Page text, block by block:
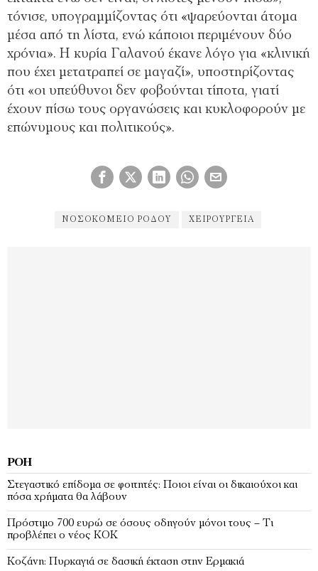
τόνισε, υπογραμμίζοντας ότι «ψαρεύονται άτομα
μέσα από τη λίστα, ενώ κάποιοι περιμένουν δύο
χρόνια». Η κυρία Γαλανού έκανε λόγο για «κλινική
που έχει μετατραπεί σε μαγαζί», υποστηρίζοντας
ότι «οι υπεύθυνοι δεν φοβούνται τίποτα, γιατί
έχουν πίσω τους οργανώσεις και κυκλοφορούν με
επώνυμους και πολιτικούς».
ΝΟΣΟΚΟΜΕΊΟ ΡΌΔΟΥ ΧΕΙΡΟΥΡΓΕΊΑ
ΡΟΉ
Στεγαστικό επίδομα σε φοιτητές: Ποιοι είναι οι δικαιούχοι και
πόσα χρήματα θα λάβουν
Πρόστιμο 700 ευρώ σε όσους οδηγούν μόνοι τους – Τι
προβλέπει ο νέος ΚΟΚ
Κοζάνη: Πυρκαγιά σε δασική έκταση στην Ερμακιά